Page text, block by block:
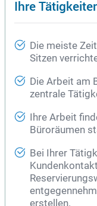
Ihre
Die meiste
Sitzen
Die Arbeit am
zentrale
Ihre Arbeit
Büroräumen
Bei Ihrer
erstellen.